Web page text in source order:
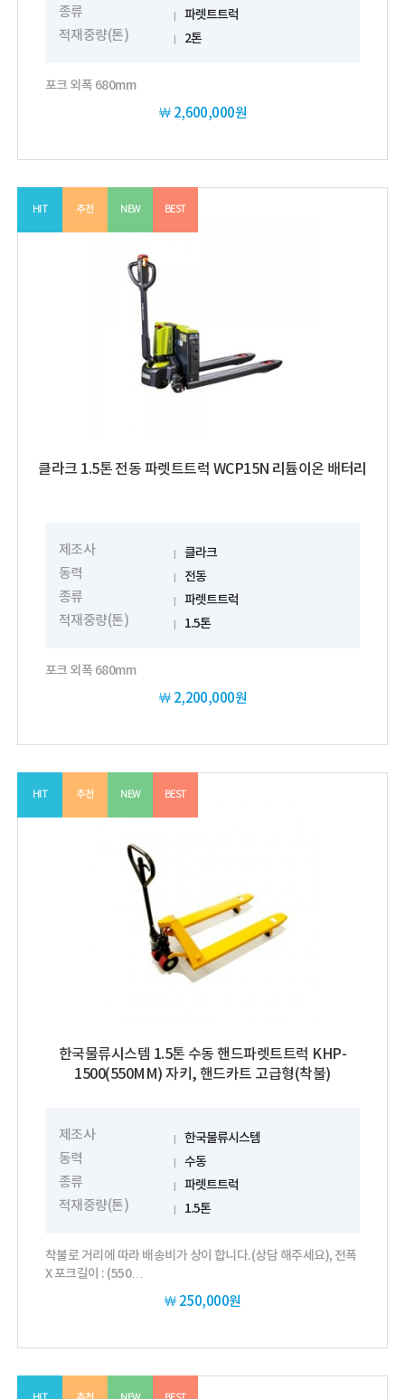
종류
파렛트트럭
적재중량(톤)
2톤
포크 외폭 680mm
￦ 2,600,000원
클라크 1.5톤 전동 파렛트트럭 WCP15N 리튬이온 배터리
제조사
클라크
동력
전동
종류
파렛트트럭
적재중량(톤)
1.5톤
포크 외폭 680mm
￦ 2,200,000원
HIT 추천 NEW BEST
한국물류시스템 1.5톤 수동 핸드파렛트트럭 KHP-
1500(550MM) 자키, 핸드카트 고급형(착불)
제조사
한국물류시스템
동력
수동
종류
파렛트트럭
적재중량(톤)
1.5톤
착불로 거리에 따라 배송비가 상이 합니다.(상담 해주세요), 전폭
X 포크길이 : (550…
￦ 250,000원
HIT 추천 NEW BEST